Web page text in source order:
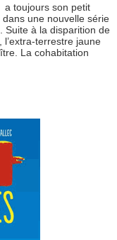
a toujours son petit
une nouvelle série
Suite à la disparition de
terrestre jaune
La cohabitation